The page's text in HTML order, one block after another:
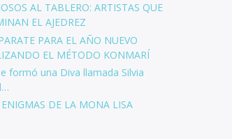
AL TABLERO: ARTISTAS QUE
EL AJEDREZ
PARA EL AÑO NUEVO
EL MÉTODO KONMARÍ
formó una Diva llamada Silvia
DE LA MONA LISA